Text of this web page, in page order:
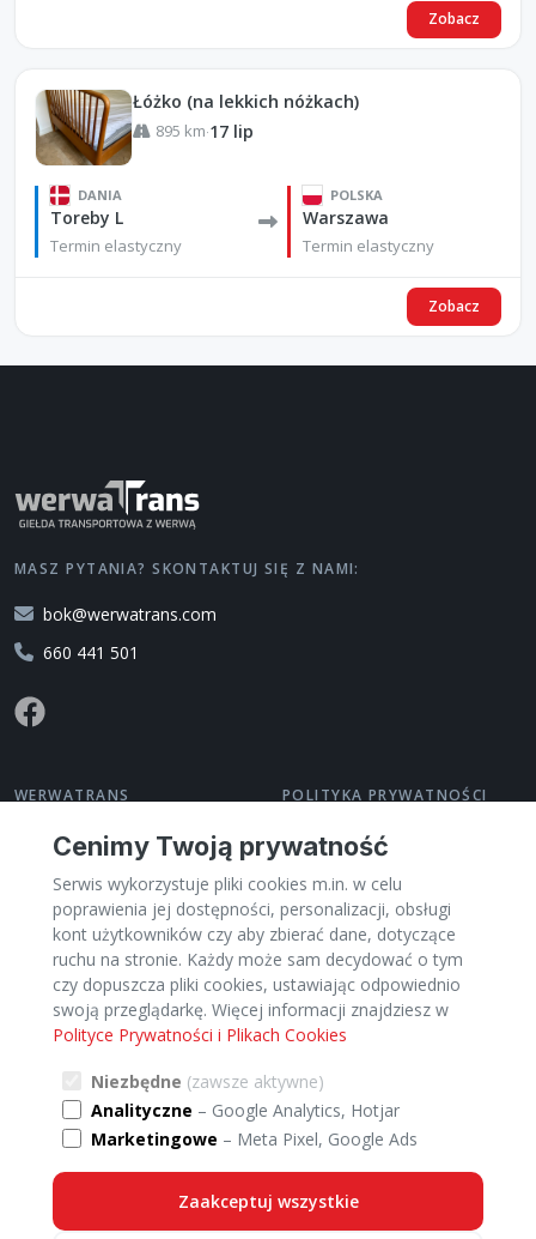
Zobacz
Łóżko (na lekkich nóżkach)
895 km·17 lip
DANIA
Toreby L
Termin elastyczny
POLSKA
Warszawa
Termin elastyczny
Zobacz
Cenimy Twoją prywatność
Serwis wykorzystuje pliki cookies m.in. w celu
poprawienia jej dostępności, personalizacji, obsługi
kont użytkowników czy aby zbierać dane, dotyczące
ruchu na stronie. Każdy może sam decydować o tym
czy dopuszcza pliki cookies, ustawiając odpowiednio
swoją przeglądarkę. Więcej informacji znajdziesz w
Polityce Prywatności i Plikach Cookies
Niezbędne (zawsze aktywne)
Analityczne – Google Analytics, Hotjar
Marketingowe – Meta Pixel, Google Ads
Zaakceptuj wszystkie
MASZ PYTANIA? SKONTAKTUJ SIĘ Z NAMI:
bok@werwatrans.com
660 441 501
WERWATRANS
O nas
Kontakt
Pomoc
Dla Przewoźników
POLITYKA PRYWATNOŚCI
Polityka prywatności
Regulamin
Zarządzaj cookies
PL
Transport Meble
Transport Przeprowadzki
Transport Samochody
Transport Motocykle i skutery
Transport Palety
Transport Ładunki ciężarowe
Transport Paczki